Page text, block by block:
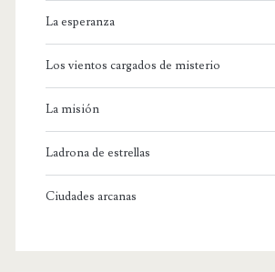
La esperanza
Los vientos cargados de misterio
La misión
Ladrona de estrellas
Ciudades arcanas